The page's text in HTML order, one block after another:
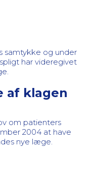
s samtykke og under
har videregivet
af klagen
om patienters
2004 at have
nye læge.